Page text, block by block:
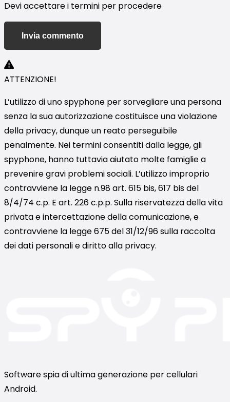
Devi accettare i termini per procedere
Invia commento
ATTENZIONE!
L’utilizzo di uno spyphone per sorvegliare una persona
senza la sua autorizzazione costituisce una violazione
della privacy, dunque un reato perseguibile
penalmente. Nei termini consentiti dalla legge, gli
spyphone, hanno tuttavia aiutato molte famiglie a
prevenire gravi problemi sociali. L’utilizzo improprio
contravviene la legge n.98 art. 615 bis, 617 bis del
8/4/74 c.p. E art. 226 c.p.p. Sulla riservatezza della vita
privata e intercettazione della comunicazione, e
contravviene la legge 675 del 31/12/96 sulla raccolta
dei dati personali e diritto alla privacy.
Software spia di ultima generazione per cellulari
Android.